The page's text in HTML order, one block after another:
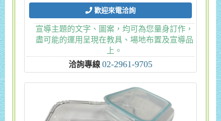
歡迎來電洽詢
宣導主題的文字、圖案，均可為您量身訂作，
盡可能的運用呈現在教具、場地布置及宣導品
上。
洽詢專線 02-2961-9705